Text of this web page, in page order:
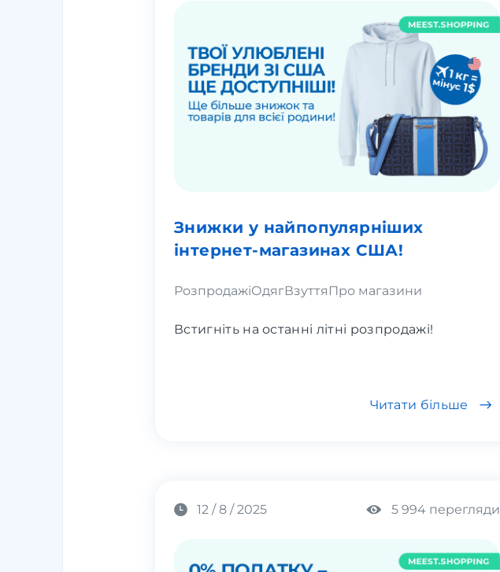
Знижки у найпопулярніших
інтернет-магазинах США!
РозпродажіОдягВзуття Про магазини
Встигніть на останні літні розпродажі!
Читати більше
12 / 8 / 2025 5 994 перегляди